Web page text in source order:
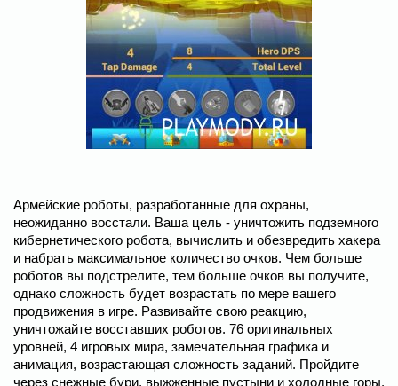
Армейские роботы, разработанные для охраны,
неожиданно восстали. Ваша цель - уничтожить подземного
кибернетического робота, вычислить и обезвредить хакера
и набрать максимальное количество очков. Чем больше
роботов вы подстрелите, тем больше очков вы получите,
однако сложность будет возрастать по мере вашего
продвижения в игре. Развивайте свою реакцию,
уничтожайте восставших роботов. 76 оригинальных
уровней, 4 игровых мира, замечательная графика и
анимация, возрастающая сложность заданий. Пройдите
через снежные бури, выжженные пустыни и холодные горы.